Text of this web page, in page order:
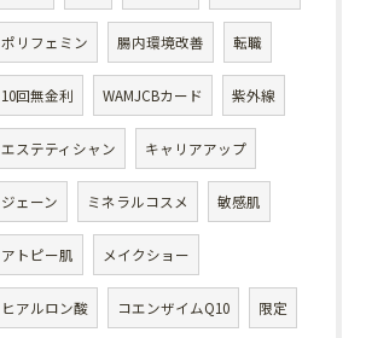
ポリフェミン 腸内環境改善 転職
10回無金利 WAMJCBカード 紫外線
エステティシャン キャリアアップ
ジェーン ミネラルコスメ 敏感肌
アトピー肌 メイクショー
ヒアルロン酸 コエンザイムQ10 限定